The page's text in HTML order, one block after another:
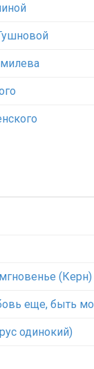
(Керн)
еще, быть
одинокий)